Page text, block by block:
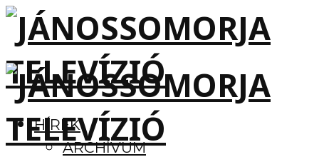
HÍREK
ARCHÍVUM